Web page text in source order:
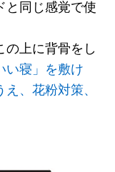
と同じ感覚で使
上に背骨をし
い寝」を敷け
、花粉対策、